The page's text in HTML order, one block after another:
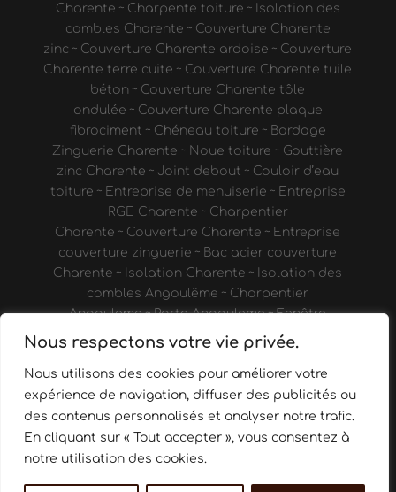
Nous respectons votre vie privée.
Nous utilisons des cookies pour améliorer votre
expérience de navigation, diffuser des publicités ou
des contenus personnalisés et analyser notre trafic.
En cliquant sur « Tout accepter », vous consentez à
notre utilisation des cookies.
Charente ~ Charpente toiture ~ Isolation des
combles Charente ~ Couverture Charente
zinc ~ Couverture Charente ardoise ~ Couverture
Charente terre cuite ~ Couverture Charente tuile
béton ~ Couverture Charente tôle
ondulée ~ Couverture Charente plaque
fibrociment ~ Chéneau toiture ~ Bardage
Zinguerie Charente ~ Noue toiture ~ Gouttière
zinc Charente ~ Joint debout ~ Couloir d’eau
toiture ~ Entreprise de menuiserie ~ Entreprise
RGE Charente ~ Charpentier
Charente ~ Couverture Charente ~ Entreprise
couverture zinguerie ~ Bac acier couverture
Charente ~ Isolation Charente ~ Isolation des
combles Angoulême ~ Charpentier
Angouleme ~ Porte Angouleme ~ Fenêtre
Angoulême
Verriere Charente ~
Cave à vin
Porte intérieure
Angoulême ~ Aménagement de véhicule
Charente ~ Vitrine en bois ~ Appentis bois
Charente ~ Pergola Charente ~ Terrasse bois
Charente ~ Abri de jardin Charente ~ Passerelle
bois Charente